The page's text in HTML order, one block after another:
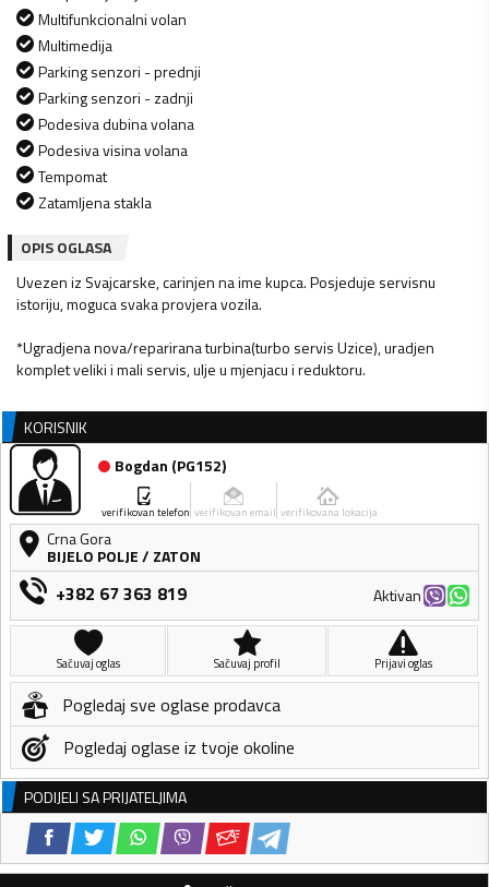
Multifunkcionalni volan
Multimedija
Parking senzori - prednji
Parking senzori - zadnji
Podesiva dubina volana
Podesiva visina volana
Tempomat
Zatamljena stakla
OPIS OGLASA
Uvezen iz Svajcarske, carinjen na ime kupca. Posjeduje servisnu
istoriju, moguca svaka provjera vozila.
*Ugradjena nova/reparirana turbina(turbo servis Uzice), uradjen
komplet veliki i mali servis, ulje u mjenjacu i reduktoru.
KORISNIK
Bogdan (PG152)
verifikovan telefon verifikovan email verifikovana lokacija
Crna Gora
BIJELO POLJE/ ZATON
+382 67 363 819 Aktivan
Sačuvaj oglas Sačuvaj profil Prijavi oglas
Pogledaj sve oglase prodavca
Pogledaj oglase iz tvoje okoline
PODIJELI SA PRIJATELJIMA